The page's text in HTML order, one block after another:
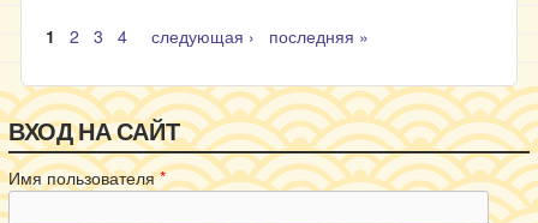
Страницы
1 2 3 4 следующая › последняя »
ВХОД НА САЙТ
Имя пользователя*